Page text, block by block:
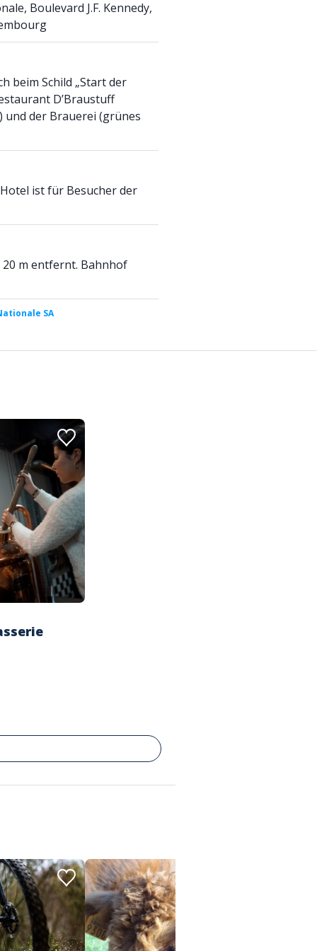
Boulevard J.F. Kennedy,
beim Schild „Start der
D’Braustuff
und der Brauerei (grünes
ist für Besucher der
20 m entfernt. Bahnhof
SA